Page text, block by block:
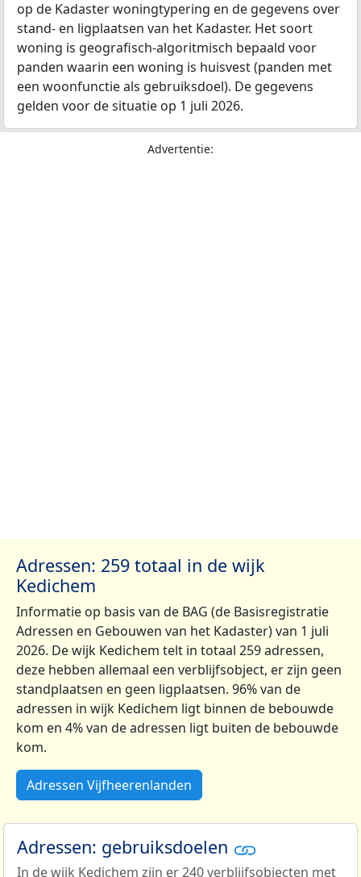
op de Kadaster woningtypering en de gegevens over
stand- en ligplaatsen van het Kadaster. Het soort
woning is geografisch-algoritmisch bepaald voor
panden waarin een woning is huisvest (panden met
een woonfunctie als gebruiksdoel). De gegevens
gelden voor de situatie op 1 juli 2026.
Advertentie:
Adressen: 259 totaal in de wijk
Kedichem
Informatie op basis van de BAG (de Basisregistratie
Adressen en Gebouwen van het Kadaster) van 1 juli
2026. De wijk Kedichem telt in totaal 259 adressen,
deze hebben allemaal een verblijfsobject, er zijn geen
standplaatsen en geen ligplaatsen. 96% van de
adressen in wijk Kedichem ligt binnen de bebouwde
kom en 4% van de adressen ligt buiten de bebouwde
kom.
Adressen Vijfheerenlanden
Adressen: gebruiksdoelen
In de wijk Kedichem zijn er 240 verblijfsobjecten met